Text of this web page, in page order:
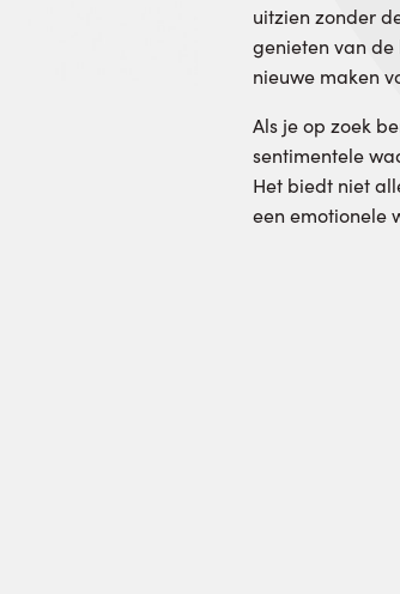
uitzien zonder
genieten van
nieuwe maken
Als je op zoek
sentimentele
Het biedt niet
een emotionele